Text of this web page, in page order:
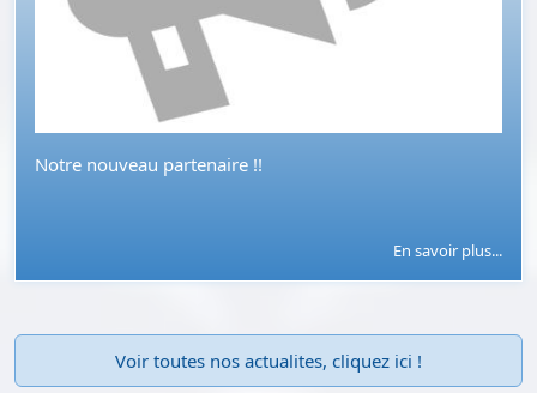
Notre nouveau partenaire !!
En savoir plus...
Voir toutes nos actualites, cliquez ici !